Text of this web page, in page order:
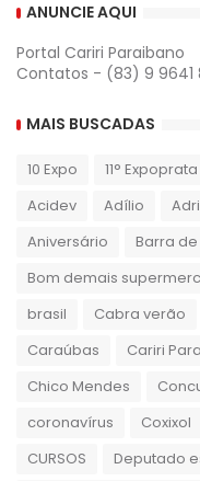
ANUNCIE AQUI
Portal Cariri Paraibano
Contatos - (83) 9 9641
MAIS BUSCADAS
10 Expo 11° Expoprata
Acidev
Adílio
Aniversário
Barra de
Bom demais
brasil
Cabra verão
Caraúbas
Cariri
Chico Mendes
coronavírus
Coxixol
CURSOS
Deputado